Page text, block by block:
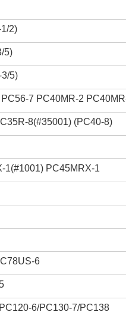
2)
5)
5)
7 PC40MR-2
8(#35001) (PC40-8)
1(#1001) PC45MRX-1
6
6/PC130-7/PC138